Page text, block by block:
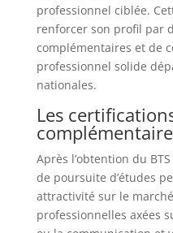
professionnel ciblée.
renforcer son profil par
complémentaires et de
professionnel solide
nationales.
Les
Après l’obtention du
de poursuite d’études
attractivité sur le
professionnelles axées